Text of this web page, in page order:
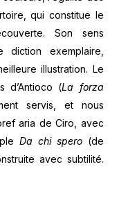
qui constitue le
Son sens
diction exemplaire,
illustration. Le
d’Antioco (La forza
servis, et nous
aria de Ciro, avec
Da chi spero(de
avec subtilité.